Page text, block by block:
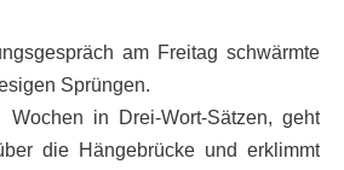
am Freitag schwärmte
Sprüngen.
in Drei-Wort-Sätzen, geht
die Hängebrücke und erklimmt